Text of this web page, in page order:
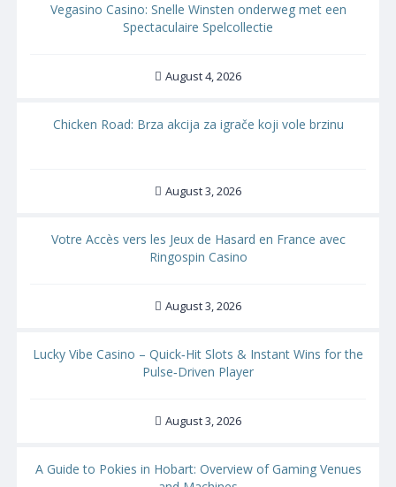
Vegasino Casino: Snelle Winsten onderweg met een
Spectaculaire Spelcollectie
August 4, 2026
Chicken Road: Brza akcija za igrače koji vole brzinu
August 3, 2026
Votre Accès vers les Jeux de Hasard en France avec
Ringospin Casino
August 3, 2026
Lucky Vibe Casino – Quick‑Hit Slots & Instant Wins for the
Pulse‑Driven Player
August 3, 2026
A Guide to Pokies in Hobart: Overview of Gaming Venues